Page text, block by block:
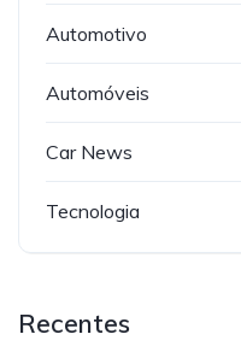
Automotivo
Automóveis
Car News
Tecnologia
Recentes